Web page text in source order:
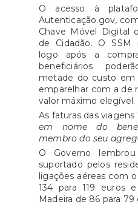
O acesso à
Autenticação.gov,
Chave Móvel Digital
de Cidadão. O SSM
logo após a
beneficiários
metade do custo em
emparelhar com a de
valor máximo elegível.
As faturas das viagens
em nome do
membro do seu
O Governo
suportado pelos
ligações aéreas com
134 para 119 euros
Madeira de 86 para 79